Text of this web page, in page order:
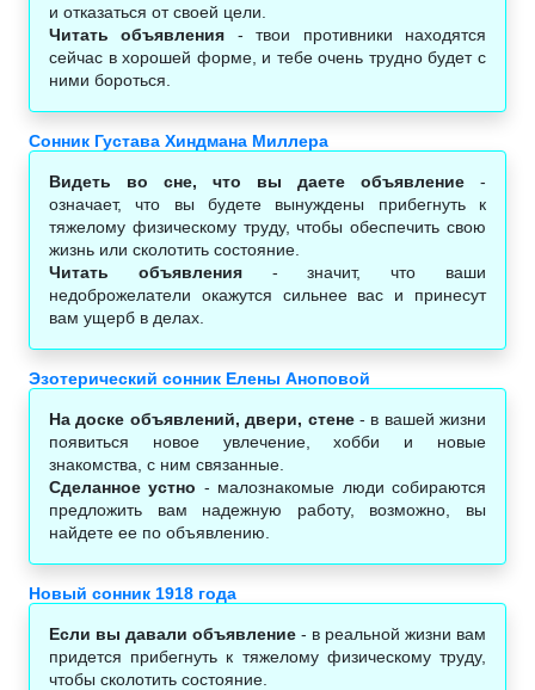
и отказаться от своей цели.
Читать объявления - твои противники находятся
сейчас в хорошей форме, и тебе очень трудно будет с
ними бороться.
Сонник Густава Хиндмана Миллера
Видеть во сне, что вы даете объявление -
означает, что вы будете вынуждены прибегнуть к
тяжелому физическому труду, чтобы обеспечить свою
жизнь или сколотить состояние.
Читать объявления- значит, что ваши
недоброжелатели окажутся сильнее вас и принесут
вам ущерб в делах.
Эзотерический сонник Елены Аноповой
На доске объявлений, двери, стене- в вашей жизни
появиться новое увлечение, хобби и новые
знакомства, с ним связанные.
Сделанное устно - малознакомые люди собираются
предложить вам надежную работу, возможно, вы
найдете ее по объявлению.
Новый сонник 1918 года
Если вы давали объявление - в реальной жизни вам
придется прибегнуть к тяжелому физическому труду,
чтобы сколотить состояние.